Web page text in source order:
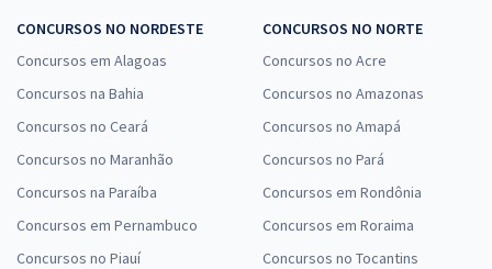
CONCURSOS NO NORDESTE
Concursos em Alagoas
Concursos na Bahia
Concursos no Ceará
Concursos no Maranhão
Concursos na Paraíba
Concursos em Pernambuco
Concursos no Piauí
CONCURSOS NO NORTE
Concursos no Acre
Concursos no Amazonas
Concursos no Amapá
Concursos no Pará
Concursos em Rondônia
Concursos em Roraima
Concursos no Tocantins